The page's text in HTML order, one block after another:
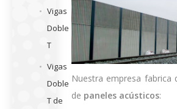
Nuestra empresa fabrica
de paneles acústicos:
Vigas
Doble
T
Vigas
Doble
T de